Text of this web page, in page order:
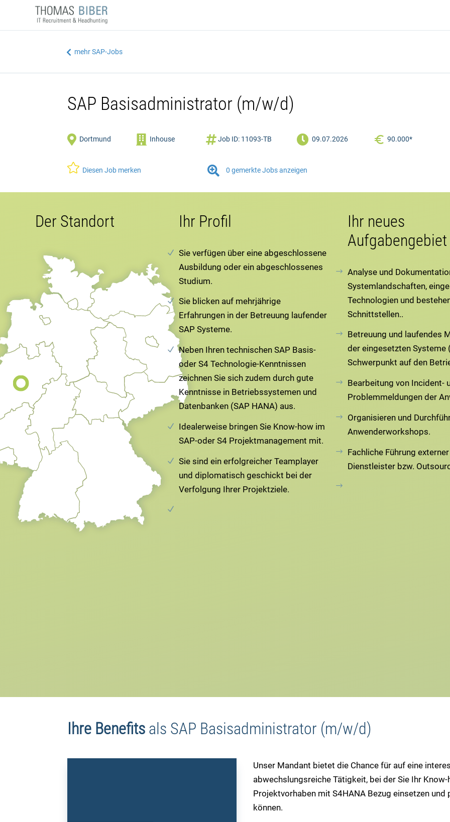
 mehr SAP-Jobs
SAP Basisadministrator (m/w/d)
 Dortmund  Inhouse Job ID: 11093-TB  09.07.2026 90.000*
 Diesen Job merken  0 gemerkte Jobs anzeigen
Der Standort Ihr Profil
Sie verfügen über eine abgeschlossene
Ausbildung oder ein abgeschlossenes
Studium.
Sie blicken auf mehrjährige
Erfahrungen in der Betreuung laufender
SAP Systeme.
Neben Ihren technischen SAP Basis-
oder S4 Technologie-Kenntnissen
zeichnen Sie sich zudem durch gute
Kenntnisse in Betriebssystemen und
Datenbanken (SAP HANA) aus.
Idealerweise bringen Sie Know-how im
SAP-oder S4 Projektmanagement mit.
Sie sind ein erfolgreicher Teamplayer
und diplomatisch geschickt bei der
Verfolgung Ihrer Projektziele.
Ihr neues
Aufgabengebiet
Analyse und
Systemlandschaften,
Technologien und
Schnittstellen..
Betreuung und laufendes
der eingesetzten Systeme
Schwerpunkt auf den
Bearbeitung von Incident-
Problemmeldungen der
Organisieren und
Anwenderworkshops.
Fachliche Führung externer
Dienstleister bzw.
Ihre Benefits als SAP Basisadministrator (m/w/d)
Unser Mandant bietet die Chance für auf eine
abwechslungsreiche Tätigkeit, bei der Sie Ihr Know-
Projektvorhaben mit S4HANA Bezug einsetzen und
können.